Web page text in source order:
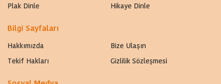
Plak Dinle
Hikaye Dinle
Bilgi Sayfaları
Hakkımızda
Bize Ulaşın
Tekif Hakları
Gizlilik Sözleşmesi